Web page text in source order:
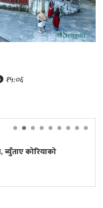
१५:०६
बेहोस भएका युवकको